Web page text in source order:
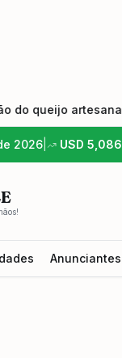
artesanal •
2026 USD 5,086
Anunciantes